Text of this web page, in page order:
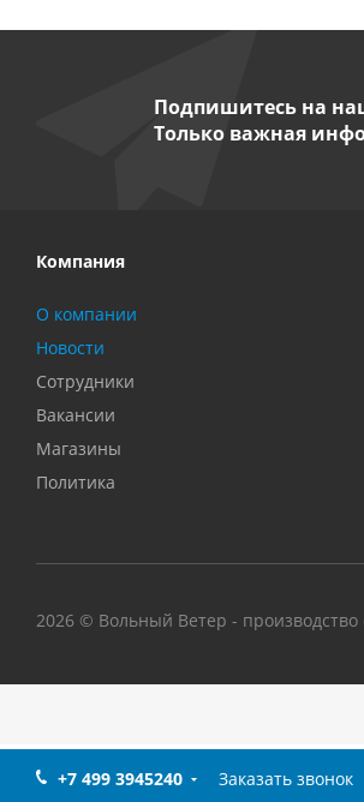
Подпишитесь на
Только важная
Компания
О компании
Новости
Сотрудники
Вакансии
Магазины
Политика
2026 © Вольный Ветер - производство
+7 499 3945240 Заказать звонок